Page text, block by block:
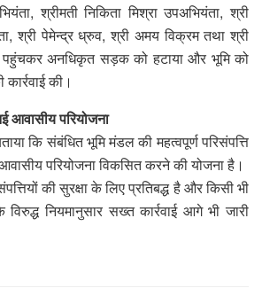
श्रीमती निकिता मिश्रा उपअभियंता, श्री
श्री पेमेन्द्र ध्रुव, श्री अमय विक्रम तथा श्री
अनधिकृत सड़क को हटाया और भूमि को
की।
आवासीय परियोजना
कि संबंधित भूमि मंडल की महत्वपूर्ण परिसंपत्ति
परियोजना विकसित करने की योजना है।
की सुरक्षा के लिए प्रतिबद्ध है और किसी भी
नियमानुसार सख्त कार्रवाई आगे भी जारी